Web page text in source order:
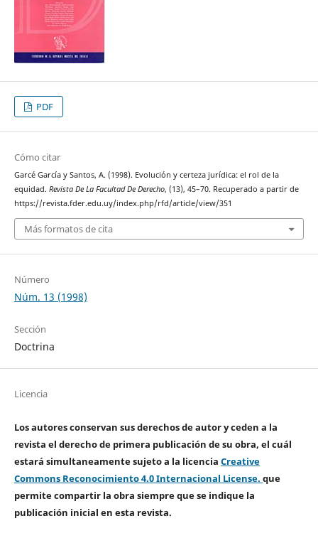
PDF
Cómo citar
Garcé García y Santos, A. (1998). Evolución y certeza jurídica: el rol de la
equidad. Revista De La Facultad De Derecho, (13), 45–70. Recuperado a partir de
https://revista.fder.edu.uy/index.php/rfd/article/view/351
Más formatos de cita
Número
Núm. 13 (1998)
Sección
Doctrina
Licencia
Los autores conservan sus derechos de autor y ceden a la
revista el derecho de primera publicación de su obra, el cuál
estará simultaneamente sujeto a la licencia Creative
Commons Reconocimiento 4.0 Internacional License. que
permite compartir la obra siempre que se indique la
publicación inicial en esta revista.